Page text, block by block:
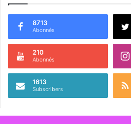
L
r
8713
Abonnés
210
Abonnés
1613
Subscribers